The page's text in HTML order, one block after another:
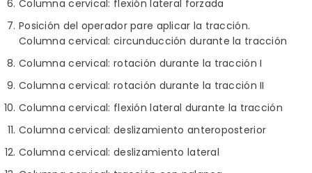
Columna cervical: flexión lateral forzada
Posición del operador pare aplicar la tracción.
Columna cervical: circunducción durante la tracción
Columna cervical: rotación durante la tracción I
Columna cervical: rotación durante la tracción II
Columna cervical: flexión lateral durante la tracción
Columna cervical: deslizamiento anteroposterior
Columna cervical: deslizamiento lateral